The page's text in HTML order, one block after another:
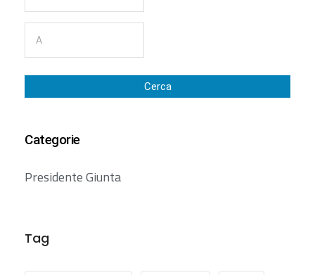
Cerca
Categorie
Presidente Giunta
Tag